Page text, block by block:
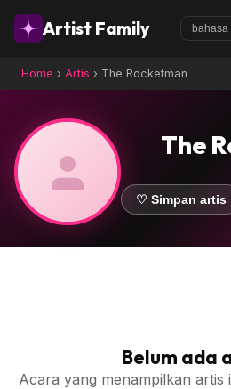
Artist Family
Home › Artis › The Rocketman
The
♡ Simpan artis
Belum ada
Acara yang menampilkan artis